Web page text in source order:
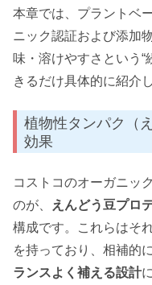
本章では、プラントベ
ニック認証および添加
味・溶けやすさという“
きるだけ具体的に紹介
植物性タンパク（
効果
コストコのオーガニッ
のが、
えんどう豆プロ
構成です。これらはそ
を持っており、相補的
ランスよく補える設計